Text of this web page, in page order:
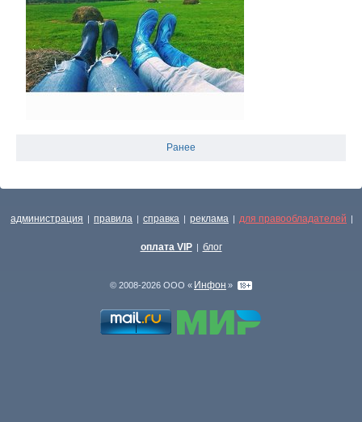
Ранее
администрация | правила | справка | реклама | для правообладателей |
оплата VIP | блог
© 2008-2026 ООО « Инфон »